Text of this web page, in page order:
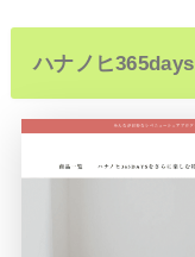
ハナノヒ365days